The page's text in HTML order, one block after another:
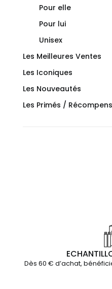
Pour elle
Pour lui
Unisex
Les Meilleures Ventes
Les Iconiques
Les Nouveautés
Les Primés /
Dès 60 € d’achat,